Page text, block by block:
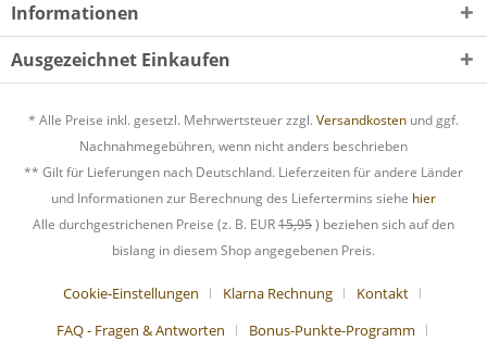
Informationen
Ausgezeichnet Einkaufen
* Alle Preise inkl. gesetzl. Mehrwertsteuer zzgl. Versandkosten und ggf.
Nachnahmegebühren, wenn nicht anders beschrieben
** Gilt für Lieferungen nach Deutschland. Lieferzeiten für andere Länder
und Informationen zur Berechnung des Liefertermins siehe hier
Alle durchgestrichenen Preise (z. B. EUR15,95) beziehen sich auf den
bislang in diesem Shop angegebenen Preis.
Cookie-Einstellungen Klarna Rechnung
Kontakt
FAQ - Fragen & Antworten
Bonus-Punkte-Programm